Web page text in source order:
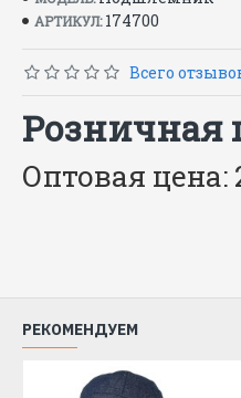
- кулиса с эластичной
затылочной части.
Цвет:синий
Материалы:
Свартекс 440
ВО, ОП.
Защитные свойства:
АРТИКУЛ: 174700
Всего
Розничная
Оптовая цена:
РЕКОМЕНДУЕМ